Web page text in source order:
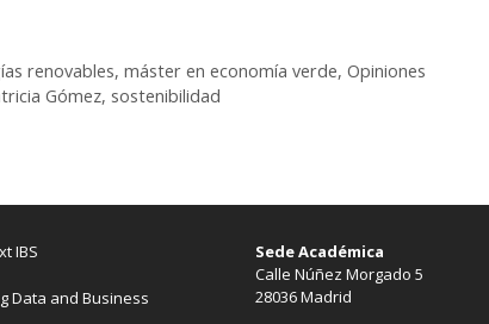
renovables, máster en economía verde, Opiniones
Gómez, sostenibilidad
IBS
Data and Business
Sede Académica
Calle Núñez Morgado 5
28036 Madrid